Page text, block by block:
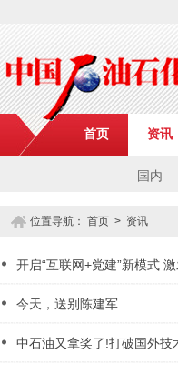
首页 资讯
国内
位置导航： 首页 > 资讯
开启“互联网+党建”新模式
今天，送别陈建军
中石油又拿奖了!打破国外技